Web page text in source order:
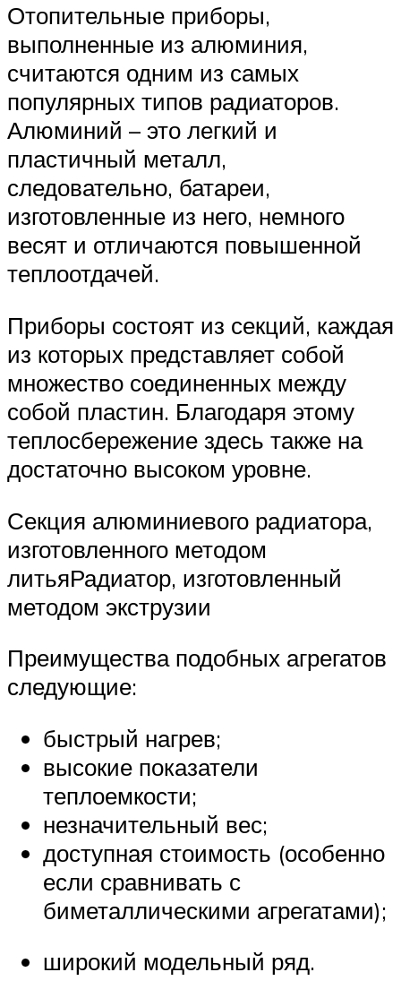
Отопительные приборы,
выполненные из алюминия,
считаются одним из самых
популярных типов радиаторов.
Алюминий – это легкий и
пластичный металл,
следовательно, батареи,
изготовленные из него, немного
весят и отличаются повышенной
теплоотдачей.
Приборы состоят из секций, каждая
из которых представляет собой
множество соединенных между
собой пластин. Благодаря этому
теплосбережение здесь также на
достаточно высоком уровне.
Секция алюминиевого радиатора,
изготовленного методом
литьяРадиатор, изготовленный
методом экструзии
Преимущества подобных агрегатов
следующие:
быстрый нагрев;
высокие показатели
теплоемкости;
незначительный вес;
доступная стоимость (особенно
если сравнивать с
биметаллическими агрегатами);
широкий модельный ряд.